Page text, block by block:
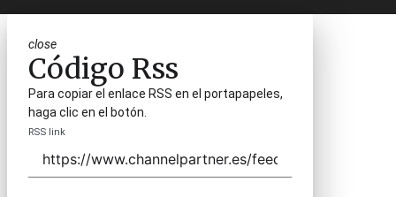
close
Código Rss
Para copiar el enlace RSS en el portapapeles,
haga clic en el botón.
RSS link